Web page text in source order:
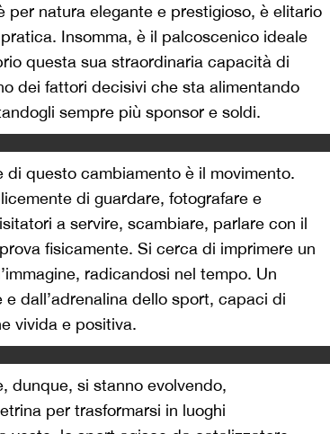
per natura elegante e prestigioso, è elitario
Insomma, è il palcoscenico ideale
questa sua straordinaria capacità di
dei fattori decisivi che sta alimentando
sempre più sponsor e soldi.
di questo cambiamento è il movimento.
di guardare, fotografare e
a servire, scambiare, parlare con il
fisicamente. Si cerca di imprimere un
radicandosi nel tempo. Un
dall’adrenalina dello sport, capaci di
vivida e positiva.
dunque, si stanno evolvendo,
per trasformarsi in luoghi